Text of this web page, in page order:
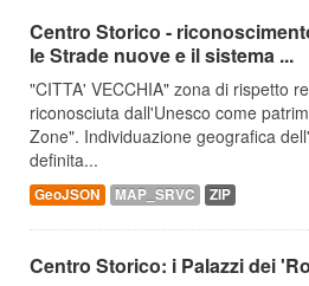
Centro Storico -
le Strade nuove e il sistema ...
"CITTA' VECCHIA" zona di rispetto
riconosciuta dall'Unesco come
Zone". Individuazione geografica
definita...
GeoJSON MAP_SRVC ZIP
Centro Storico: i Palazzi dei